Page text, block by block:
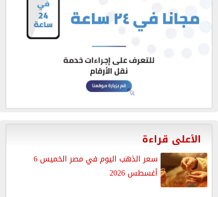
الأعلى قراءة
سعر الذهب اليوم في مصر الخميس 6
أغسطس 2026